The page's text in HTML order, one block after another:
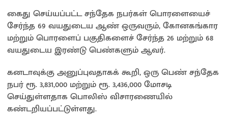
கைது செய்யப்பட்ட சந்தேக நபர்கள் பொரளையைச்
சேர்ந்த 69 வயதுடைய ஆண் ஒருவரும், கோனகங்கார
மற்றும் பொரளைப் பகுதிகளைச் சேர்ந்த 26 மற்றும் 68
வயதுடைய இரண்டு பெண்களும் ஆவர்.
கனடாவுக்கு அனுப்புவதாகக் கூறி, ஒரு பெண் சந்தேக
நபர் ரூ. 3,831,000 மற்றும் ரூ. 3,436,000 மோசடி
செய்துள்ளதாக பொலிஸ் விசாரணையில்
கண்டறியப்பட்டுள்ளது.